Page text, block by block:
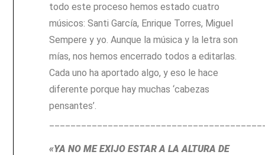
todo este proceso hemos estado cuatro
músicos: Santi García, Enrique Torres, Miguel
Sempere y yo. Aunque la música y la letra son
mías, nos hemos encerrado todos a editarlas.
Cada uno ha aportado algo, y eso le hace
diferente porque hay muchas ‘cabezas
pensantes’.
«YA NO ME EXIJO ESTAR A LA ALTURA DE